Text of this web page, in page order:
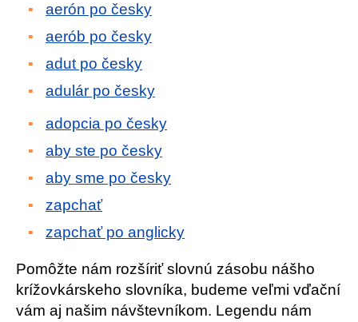
aerón po česky
aerób po česky
adut po česky
adulár po česky
adopcia po česky
aby ste po česky
aby sme po česky
zapchať
zapchať po anglicky
Pomôžte nám rozšíriť slovnú zásobu nášho
krížovkárskeho slovníka, budeme veľmi vďační
vám aj našim návštevníkom. Legendu nám